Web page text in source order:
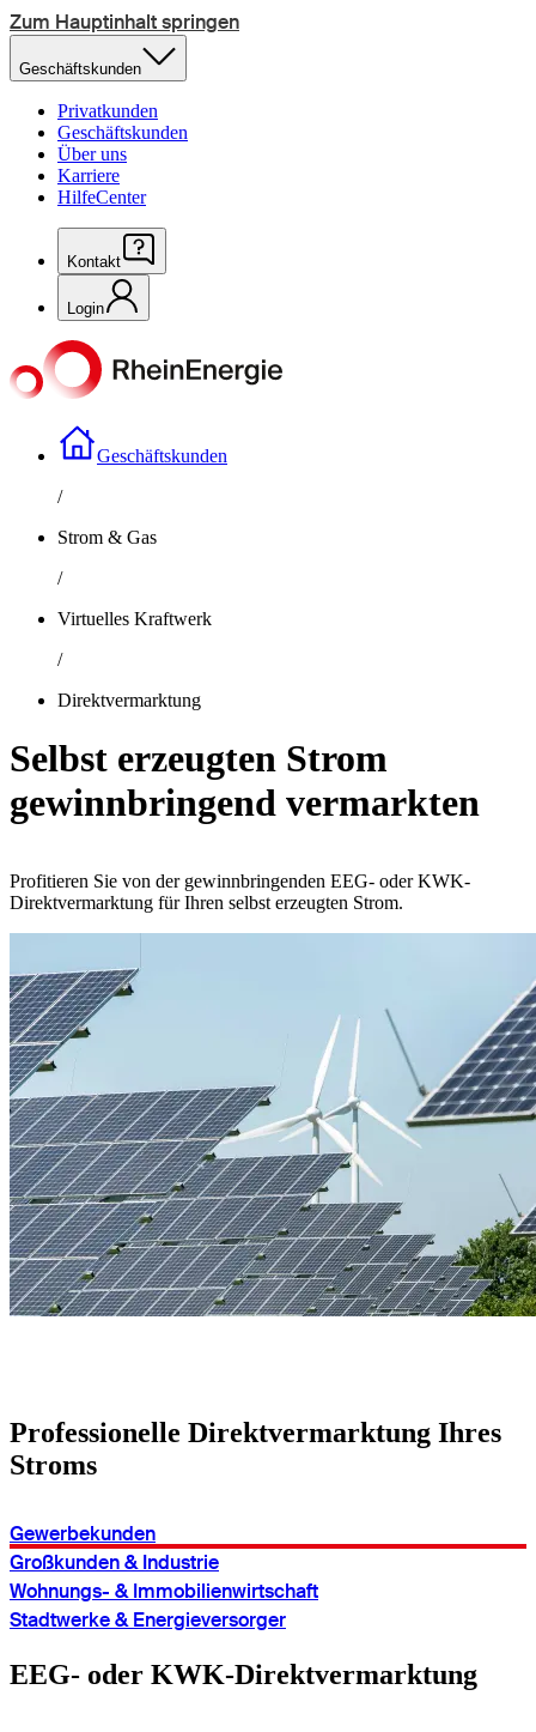
Zum Hauptinhalt springen
Geschäftskunden
Privatkunden
Geschäftskunden
Über uns
Karriere
HilfeCenter
Kontakt
Login
Geschäftskunden
/
Strom & Gas
/
Virtuelles Kraftwerk
/
Direktvermarktung
Selbst erzeugten Strom
gewinn­bringend vermarkten
Profitieren Sie von der gewinnbringenden EEG- oder KWK-
Direktvermarktung für Ihren selbst erzeugten Strom.
Professionelle Direktvermarktung Ihres
Stroms
Gewerbekunden
Großkunden & Industrie
Wohnungs- & Immobilienwirtschaft
Stadtwerke & Energieversorger
EEG- oder KWK-Direkt­vermarktung